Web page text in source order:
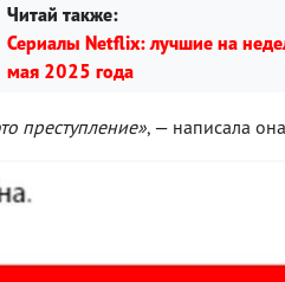
Читай также:
Сериалы Netflix: лучшие на
мая 2025 года
преступление», — написала